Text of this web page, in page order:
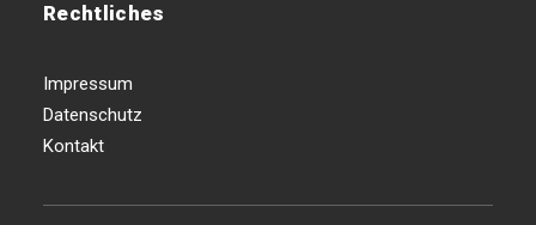
Rechtliches
Impressum
Datenschutz
Kontakt